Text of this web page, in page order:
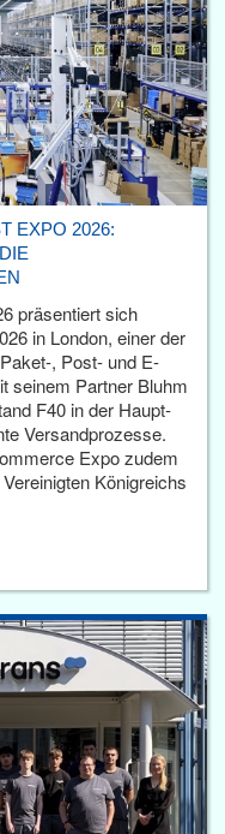
EXPO 2026:
präsentiert sich
in London, einer der
, Post- und E-
seinem Partner Bluhm
F40 in der Haupt­
Versandprozesse.
Expo zudem
Königreichs